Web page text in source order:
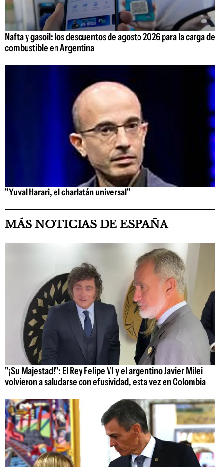
Nafta y gasoil: los descuentos de agosto 2026 para la carga de
combustible en Argentina
"Yuval Harari, el charlatán universal"
MÁS NOTICIAS DE ESPAÑA
"¡Su Majestad!": El Rey Felipe VI y el argentino Javier Milei
volvieron a saludarse con efusividad, esta vez en Colombia